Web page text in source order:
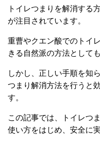
トイレつまりを解消する
が注目されています。
重曹やクエン酸でのトイ
きる自然派の方法として
しかし、正しい手順を知
つまり解消方法を行うと
す。
この記事では、トイレつ
使い方をはじめ、安全に